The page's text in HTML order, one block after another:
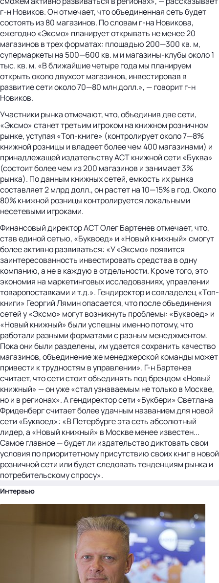
г-н Новиков. Он отмечает, что объединенная сеть будет
состоять из 80 магазинов. По словам г-на Новикова,
ежегодно «Эксмо» планирует открывать не менее 20
магазинов в трех форматах: площадью 200—300 кв. м,
супермаркеты на 500—600 кв. м и магазины-клубы около 1
тыс. кв. м. «В ближайшие четыре года мы планируем
открыть около двухсот магазинов, инвестировав в
развитие сети около 70—80 млн долл.», — говорит г-н
Новиков.
Участники рынка отмечают, что, объединив две сети,
«Эксмо» станет третьим игроком на книжном розничном
рынке, уступая «Топ-книге» (контролирует около 7—8%
книжной розницы и владеет более чем 400 магазинами) и
принадлежащей издательству АСТ книжной сети «Буква»
(состоит более чем из 200 магазинов и занимает 3%
рынка). По данным книжных сетей, емкость их рынка
составляет 2 млрд долл., он растет на 10—15% в год. Около
80% книжной розницы контролируется локальными
несетевыми игроками.
Финансовый директор АСТ Олег Бартенев отмечает, что,
став единой сетью, «Буквоед» и «Новый книжный» смогут
более активно развиваться: «У «Эксмо» появится
заинтересованность инвестировать средства в одну
компанию, а не в каждую в отдельности. Кроме того, это
экономия на маркетинговых исследованиях, управлении
товаропоставками и т.д.». Гендиректор и совладелец «Топ-
книги» Георгий Лямин опасается, что после объединения
сетей у «Эксмо» могут возникнуть проблемы: «Буквоед» и
«Новый книжный» были успешны именно потому, что
работали разными форматами с разным менеджментом.
Пока они были разделены, им удается сохранить качество
магазинов, объединение же менеджерской команды может
привести к трудностям в управлении». Г-н Бартенев
считает, что сети стоит объединять под брендом «Новый
книжный» — он уже «стал узнаваемым не только в Москве,
но и в регионах». А гендиректор сети «Букбери» Светлана
Фриденберг считает более удачным названием для новой
сети «Буквоед»: «В Петербурге эта сеть абсолютный
лидер, а «Новый книжный» в Москве менее известен...
Самое главное — будет ли издательство диктовать свои
условия по приоритетному присутствию своих книг в новой
розничной сети или будет следовать тенденциям рынка и
по­требительскому спросу».
Интервью